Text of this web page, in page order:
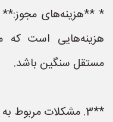
* **هزینه‌های مجوز:**
هزینه‌هایی است که
مستقل سنگین باشد.
**3. مشکلات مربوط به حق تکثیر (کپی‌رایت):**